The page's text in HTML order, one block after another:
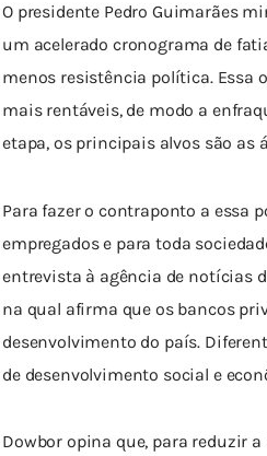
O presidente Pedro Guimarães
um acelerado cronograma de
menos resistência política. Essa
mais rentáveis, de modo a
etapa, os principais alvos são as
Para fazer o contraponto a essa
empregados e para toda
entrevista à agência de notícias
na qual afirma que os bancos
desenvolvimento do país.
de desenvolvimento social e
Dowbor opina que, para reduzir